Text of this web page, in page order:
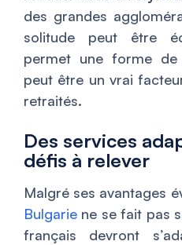
des grandes
solitude peut être
permet une forme de
peut être un vrai
retraités.
Des services
défis à relever
Malgré ses avantages
Bulgarie ne se fait pas
français devront